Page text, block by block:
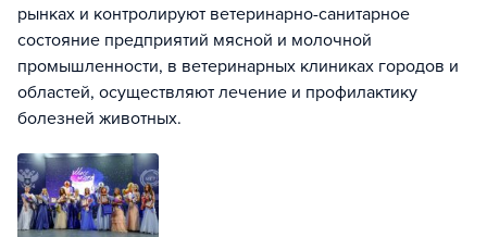
рынках и контролируют ветеринарно-санитарное
состояние предприятий мясной и молочной
промышленности, в ветеринарных клиниках городов и
областей, осуществляют лечение и профилактику
болезней животных.